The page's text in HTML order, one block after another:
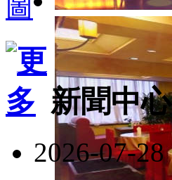
新聞中心
2026-07-28